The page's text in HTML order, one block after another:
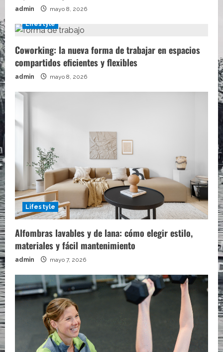
admin mayo 8, 2026
Lifestyle
Coworking: la nueva forma de trabajar en espacios
compartidos eficientes y flexibles
admin mayo 8, 2026
Lifestyle
Alfombras lavables y de lana: cómo elegir estilo,
materiales y fácil mantenimiento
admin mayo 7, 2026